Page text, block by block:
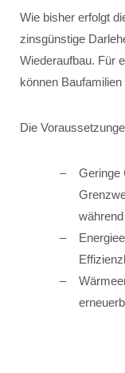
Wie bisher erfolgt
zinsgünstige
Wiederaufbau. Für
können
Die
Geringe